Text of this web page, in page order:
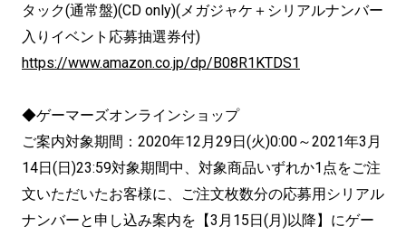
タック(通常盤)(CD only)(メガジャケ＋シリアルナンバー
入りイベント応募抽選券付)
https://www.amazon.co.jp/dp/B08R1KTDS1
◆ゲーマーズオンラインショップ
ご案内対象期間：2020年12月29日(火)0:00～2021年3月
14日(日)23:59対象期間中、対象商品いずれか1点をご注
文いただいたお客様に、ご注文枚数分の応募用シリアル
ナンバーと申し込み案内を【3月15日(月)以降】にゲー